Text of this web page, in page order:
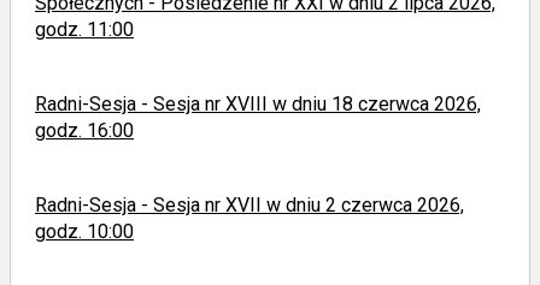
godz. 11:00
Radni-Sesja - Sesja nr XVIII w dniu 18 czerwca 2026,
godz. 16:00
Radni-Sesja - Sesja nr XVII w dniu 2 czerwca 2026,
godz. 10:00